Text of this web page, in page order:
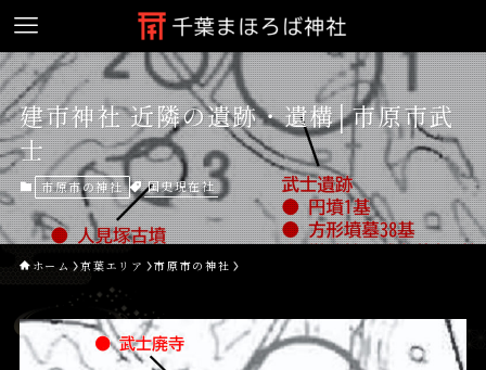
建市神社 近隣の遺跡・遺構│市原市武
士
市原市の神社 国史現在社
ホーム 京葉エリア 市原市の神社